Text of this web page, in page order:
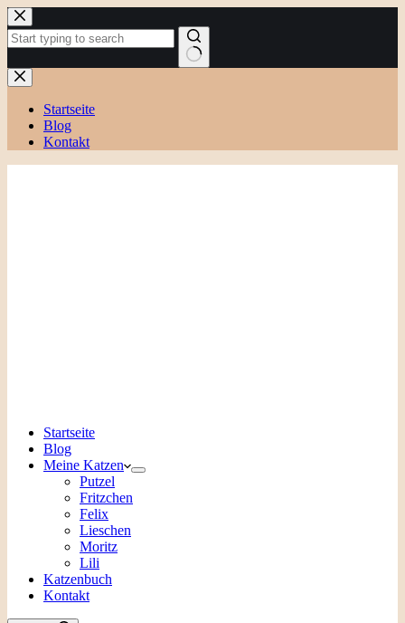
Zum
Inhalt
springen
Keine
Ergebnisse
Startseite
Blog
Kontakt
Startseite
Blog
Meine Katzen
Putzel
Fritzchen
Felix
Lieschen
Moritz
Lili
Katzenbuch
Kontakt